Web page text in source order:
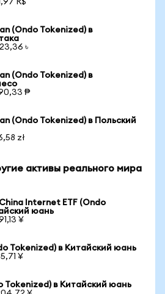
R$
(Ondo Tokenized) в
৳
(Ondo Tokenized) в
₱
(Ondo Tokenized) в Польский
zł
активы реального мира
Internet ETF (Ondo
юань
¥
Tokenized) в Китайский юань
¥
в Китайский юань